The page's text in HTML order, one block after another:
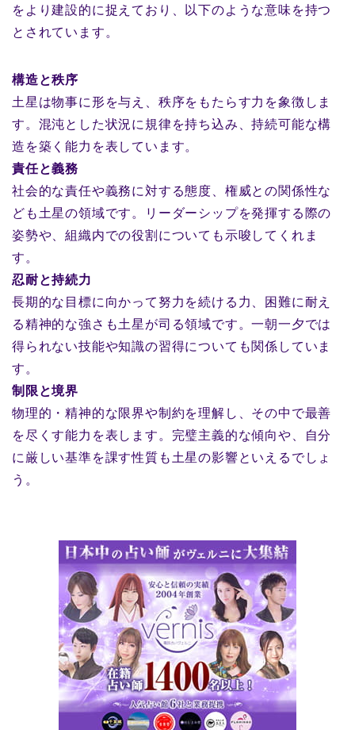
をより建設的に捉えており、以下のような意味を持つ
とされています。
構造と秩序
土星は物事に形を与え、秩序をもたらす力を象徴しま
す。混沌とした状況に規律を持ち込み、持続可能な構
造を築く能力を表しています。
責任と義務
社会的な責任や義務に対する態度、権威との関係性な
ども土星の領域です。リーダーシップを発揮する際の
姿勢や、組織内での役割についても示唆してくれま
す。
忍耐と持続力
長期的な目標に向かって努力を続ける力、困難に耐え
る精神的な強さも土星が司る領域です。一朝一夕では
得られない技能や知識の習得についても関係していま
す。
制限と境界
物理的・精神的な限界や制約を理解し、その中で最善
を尽くす能力を表します。完璧主義的な傾向や、自分
に厳しい基準を課す性質も土星の影響といえるでしょ
う。